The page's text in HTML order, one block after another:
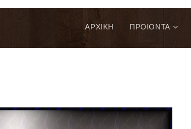
ΑΡΧΙΚΗ ΠΡΟΙΟΝΤΑ